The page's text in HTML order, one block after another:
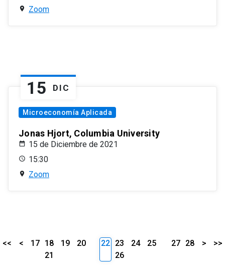
Zoom
15 DIC
Microeconomía Aplicada
Jonas Hjort, Columbia University
15 de Diciembre de 2021
15:30
Zoom
<< < 17 18 19
20
21
22 23 24
25
26
27 28 > >>